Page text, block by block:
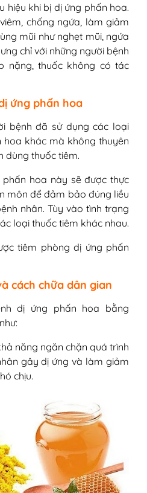
hiệu khi bị dị ứng phấn hoa.
chống ngứa, làm giảm
mũi như nghẹt mũi, ngứa
chỉ với những người bệnh
nặng, thuốc không có tác
ứng phấn hoa
bệnh đã sử dụng các loại
hoa khác mà không thuyên
dùng thuốc tiêm.
hoa này sẽ được thực
môn để đảm bảo đúng liều
nhân. Tùy vào tình trạng
loại thuốc tiêm khác nhau.
tiêm phòng dị ứng phấn
cách chữa dân gian
dị ứng phấn hoa bằng
năng ngăn chặn quá trình
gây dị ứng và làm giảm
chịu.